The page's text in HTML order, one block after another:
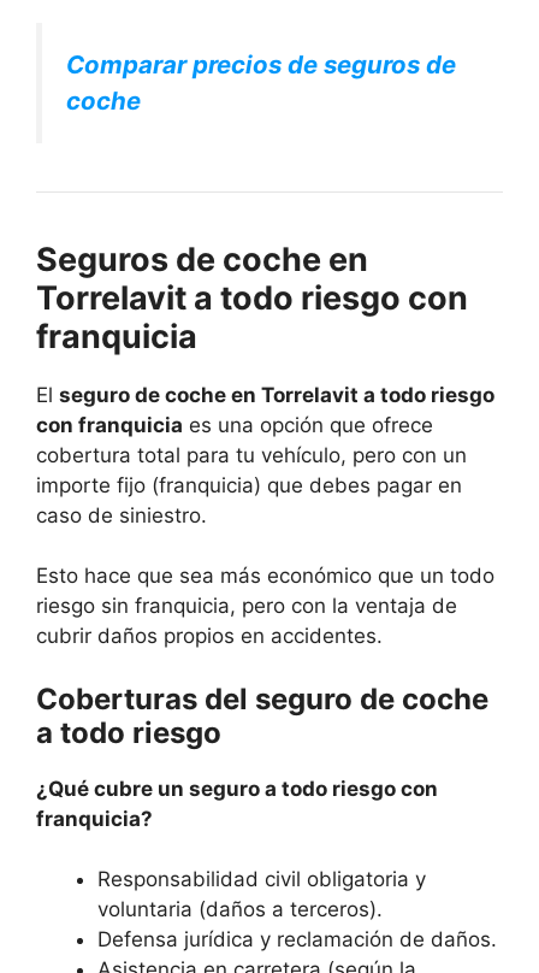
Comparar precios de seguros de
coche
Seguros de coche en
Torrelavit a todo riesgo con
franquicia
El seguro de coche en Torrelavit a todo riesgo
con franquicia es una opción que ofrece
cobertura total para tu vehículo, pero con un
importe fijo (franquicia) que debes pagar en
caso de siniestro.
Esto hace que sea más económico que un todo
riesgo sin franquicia, pero con la ventaja de
cubrir daños propios en accidentes.
Coberturas del seguro de coche
a todo riesgo
¿Qué cubre un seguro a todo riesgo con
franquicia?
Responsabilidad civil obligatoria y
voluntaria (daños a terceros).
Defensa jurídica y reclamación de daños.